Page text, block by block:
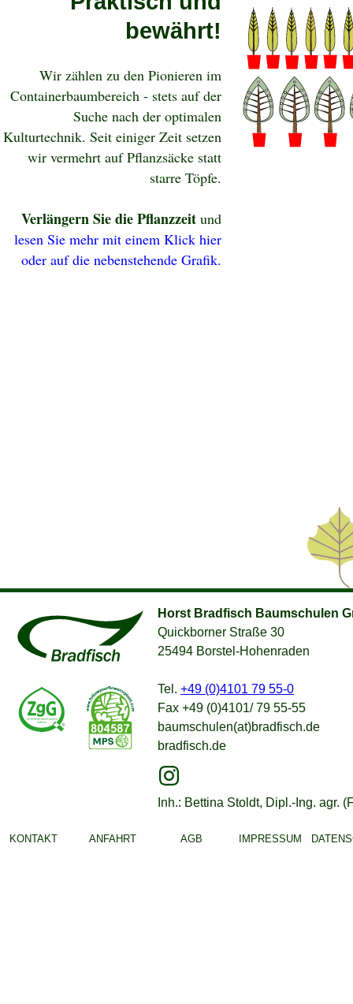
bewährt!
Wir zählen zu den Pionieren im
Containerbaumbereich - stets auf der
Suche nach der optimalen
Kulturtechnik. Seit einiger Zeit setzen
wir vermehrt auf Pflanzsäcke statt
starre Töpfe.
Verlängern Sie die Pflanzzeit und
lesen Sie mehr mit einem Klick hier
oder auf die nebenstehende Grafik.
Horst Bradfisch Baumschulen
Quickborner Straße 30
25494 Borstel-Hohenraden
Tel. +49 (0)4101 79 55-0
Fax +49 (0)4101/ 79 55-55
baumschulen(at)bradfisch.de
bradfisch.de
Inh.: Bettina Stoldt, Dipl.-Ing. agr.
KONTAKT ANFAHRT AGB IMPRESSUM